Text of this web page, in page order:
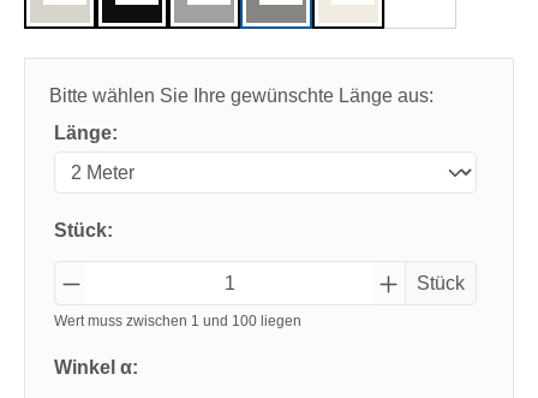
Bitte wählen Sie Ihre gewünschte Länge aus:
Länge:
Stück:
Stück
Wert muss zwischen 1 und 100 liegen
Winkel α: